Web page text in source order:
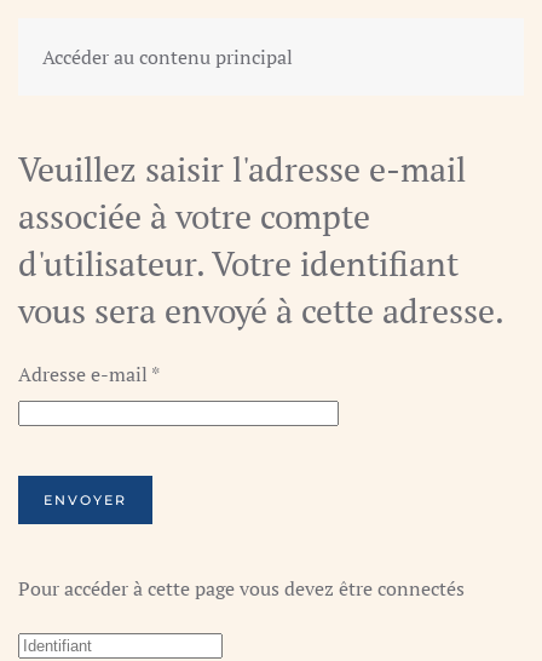
Accéder au contenu principal
Veuillez saisir l'adresse e-mail
associée à votre compte
d'utilisateur. Votre identifiant
vous sera envoyé à cette adresse.
Adresse e-mail *
ENVOYER
Pour accéder à cette page vous devez être connectés